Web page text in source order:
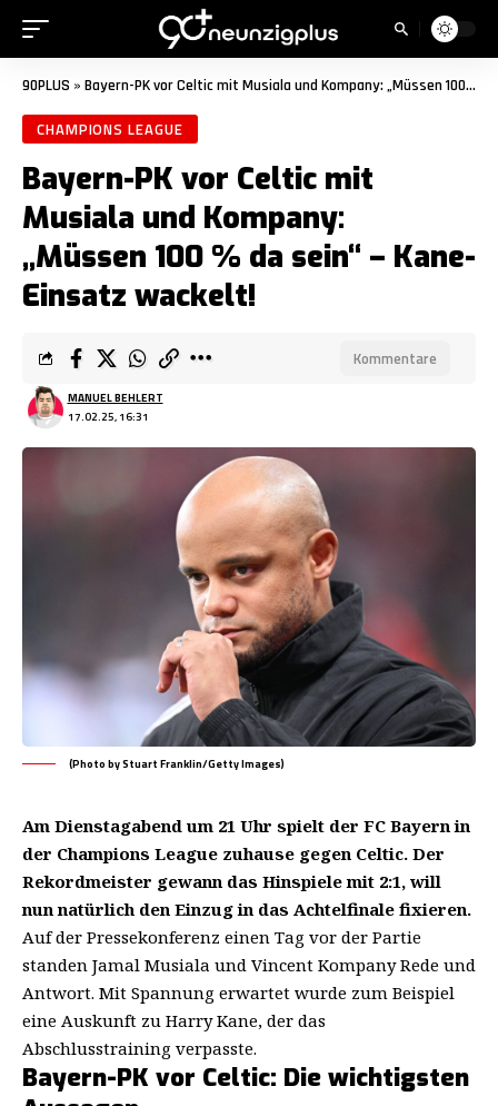
90PLUS » Bayern-PK vor Celtic mit Musiala und Kompany: „Müssen 100 % da sein“ – Kane-Einsatz wackelt!
CHAMPIONS LEAGUE
Bayern-PK vor Celtic mit
Musiala und Kompany:
„Müssen 100 % da sein“ – Kane-
Einsatz wackelt!
17.02.25, 16:31
MANUEL BEHLERT
Kommentare
(Photo by Stuart Franklin/Getty Images)
Am Dienstagabend um 21 Uhr spielt der FC Bayern in
der Champions League zuhause gegen Celtic. Der
Rekordmeister gewann das Hinspiele mit 2:1, will
nun natürlich den Einzug in das Achtelfinale fixieren.
Auf der Pressekonferenz einen Tag vor der Partie
standen Jamal Musiala und Vincent Kompany Rede und
Antwort. Mit Spannung erwartet wurde zum Beispiel
eine Auskunft zu Harry Kane, der das
Abschlusstraining verpasste.
Bayern-PK vor Celtic: Die wichtigsten